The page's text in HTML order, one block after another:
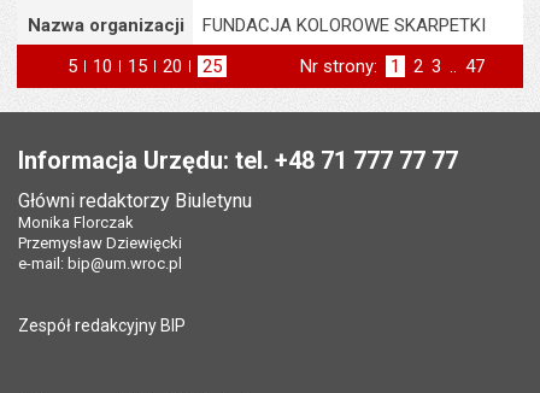
Nazwa organizacji
FUNDACJA KOLOROWE SKARPETKI
5 elementów na stronie
10 elementów
na stronie
15 elementów
na stronie
20 elementów
na stronie
25 elementów
na stronie
Nr strony: Strona
1 Strona
2 Strona
3 .. Strona
47
Informacja Urzędu: tel. +48 71 777 77 77
Główni redaktorzy Biuletynu
Monika Florczak
Przemysław Dziewięcki
e-mail: bip@um.wroc.pl
Zespół redakcyjny BIP